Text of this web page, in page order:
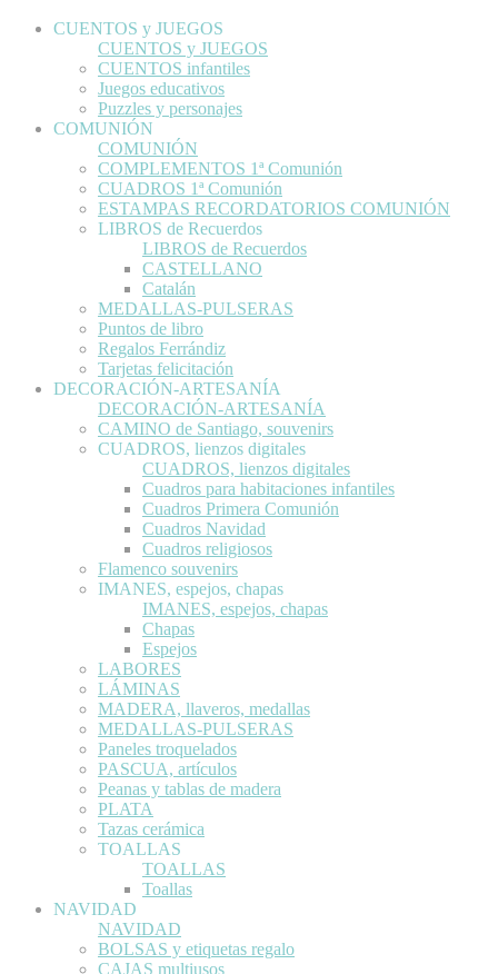
CUENTOS y JUEGOS
CUENTOS y JUEGOS
CUENTOS infantiles
Juegos educativos
Puzzles y personajes
COMUNIÓN
COMUNIÓN
COMPLEMENTOS 1ª Comunión
CUADROS 1ª Comunión
ESTAMPAS RECORDATORIOS COMUNIÓN
LIBROS de Recuerdos
LIBROS de Recuerdos
CASTELLANO
Catalán
MEDALLAS-PULSERAS
Puntos de libro
Regalos Ferrándiz
Tarjetas felicitación
DECORACIÓN-ARTESANÍA
DECORACIÓN-ARTESANÍA
CAMINO de Santiago, souvenirs
CUADROS, lienzos digitales
CUADROS, lienzos digitales
Cuadros para habitaciones infantiles
Cuadros Primera Comunión
Cuadros Navidad
Cuadros religiosos
Flamenco souvenirs
IMANES, espejos, chapas
IMANES, espejos, chapas
Chapas
Espejos
LABORES
LÁMINAS
MADERA, llaveros, medallas
MEDALLAS-PULSERAS
Paneles troquelados
PASCUA, artículos
Peanas y tablas de madera
PLATA
Tazas cerámica
TOALLAS
TOALLAS
Toallas
NAVIDAD
NAVIDAD
BOLSAS y etiquetas regalo
CAJAS multiusos